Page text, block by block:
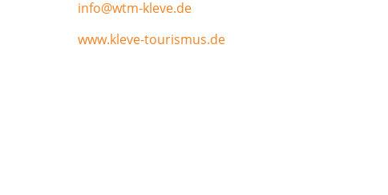
info@wtm-kleve.de
www.kleve-tourismus.de